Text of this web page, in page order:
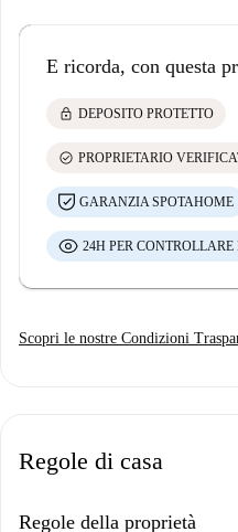
E ricorda, con questa
lock DEPOSITO PROTETTO
check_circle PROPRIETARIO
GARANZIA SPOTAHOME
24H PER
Scopri le nostre Condizioni
Regole di casa
Regole della proprietà